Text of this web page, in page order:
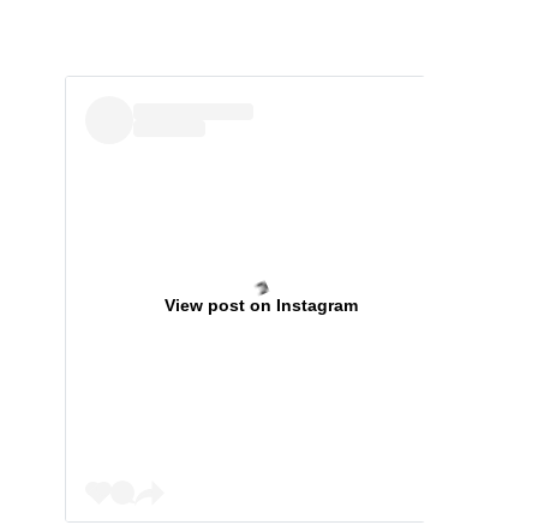
View post on Instagram